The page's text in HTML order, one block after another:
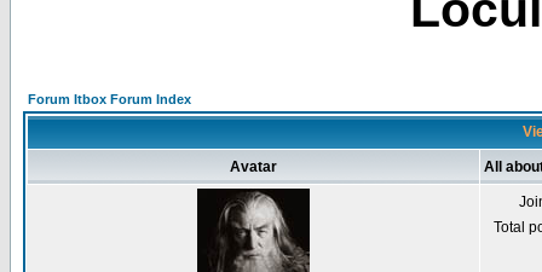
Forum Itbox Forum Index
Avatar All
Total